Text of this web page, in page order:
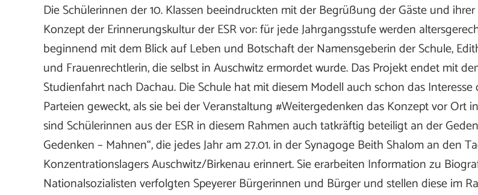
Die Schülerinnen der 10. Klassen beeindruckten mit der Begrüßung der Gäste und
Konzept der Erinnerungskultur der ESR vor: für jede Jahrgangsstufe werden
beginnend mit dem Blick auf Leben und Botschaft der Namensgeberin der Schule,
und Frauenrechtlerin, die selbst in Auschwitz ermordet wurde. Das Projekt endet mit
Studienfahrt nach Dachau. Die Schule hat mit diesem Modell auch schon das
Parteien geweckt, als sie bei der Veranstaltung #Weitergedenken das Konzept vor Ort
sind Schülerinnen aus der ESR in diesem Rahmen auch tatkräftig beteiligt an der
Gedenken – Mahnen“, die jedes Jahr am 27.01. in der Synagoge Beith Shalom an den
Konzentrationslagers Auschwitz/Birkenau erinnert. Sie erarbeiten Information zu
Nationalsozialisten verfolgten Speyerer Bürgerinnen und Bürger und stellen diese im